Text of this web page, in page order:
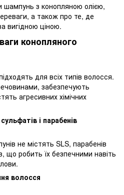
шампунь з конопляною олією,
а також про те, де
вигідною ціною.
конопляного
для всіх типів волосся.
забезпечують
агресивних хімічних
і парабенів
не містять SLS, парабенів
що робить їх безпечними навіть
волосся